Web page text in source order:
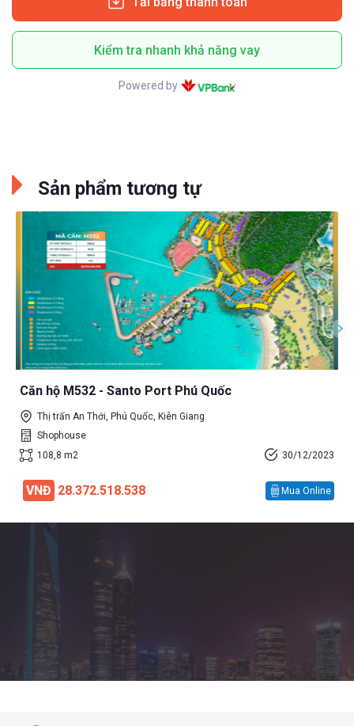
Kiểm tra nhanh khả năng vay
Powered by
Sản phẩm tương tự
Căn hộ M532 - Santo Port Phú Quốc
Thị trấn An Thới, Phú Quốc, Kiên Giang
Shophouse
108,8 m2
30/12/2023
VNĐ 28.372.518.538 Mua Online